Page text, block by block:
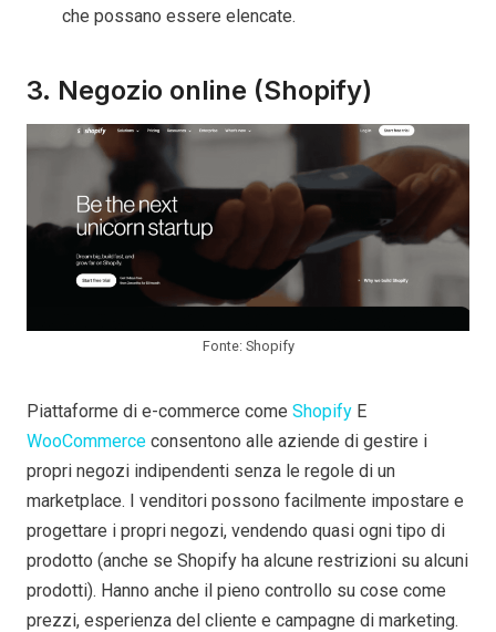
che possano essere elencate.
3. Negozio online (Shopify)
Fonte: Shopify
Piattaforme di e-commerce come Shopify E
WooCommerce consentono alle aziende di gestire i
propri negozi indipendenti senza le regole di un
marketplace. I venditori possono facilmente impostare e
progettare i propri negozi, vendendo quasi ogni tipo di
prodotto (anche se Shopify ha alcune restrizioni su alcuni
prodotti). Hanno anche il pieno controllo su cose come
prezzi, esperienza del cliente e campagne di marketing.